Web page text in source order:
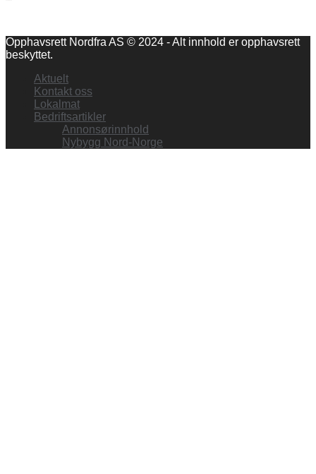
Opphavsrett Nordfra AS © 2024 - Alt innhold er opphavsrett
beskyttet.
Aktuelt
Kontakt oss
Lokalmat
Bedriftsartikler
Annonsørinnhold
Nybygg Nord-Norge